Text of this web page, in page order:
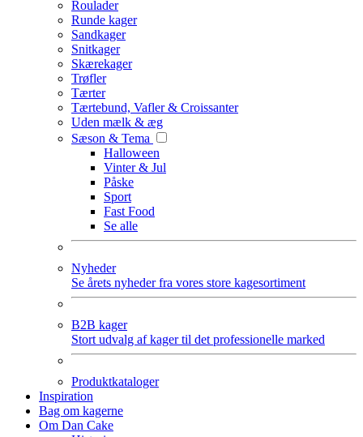
Roulader
Runde kager
Sandkager
Snitkager
Skærekager
Trøfler
Tærter
Tærtebund, Vafler & Croissanter
Uden mælk & æg
Sæson & Tema
Halloween
Vinter & Jul
Påske
Sport
Fast Food
Se alle
Nyheder
Se årets nyheder fra vores store kagesortiment
B2B kager
Stort udvalg af kager til det professionelle marked
Produktkataloger
Inspiration
Bag om kagerne
Om Dan Cake